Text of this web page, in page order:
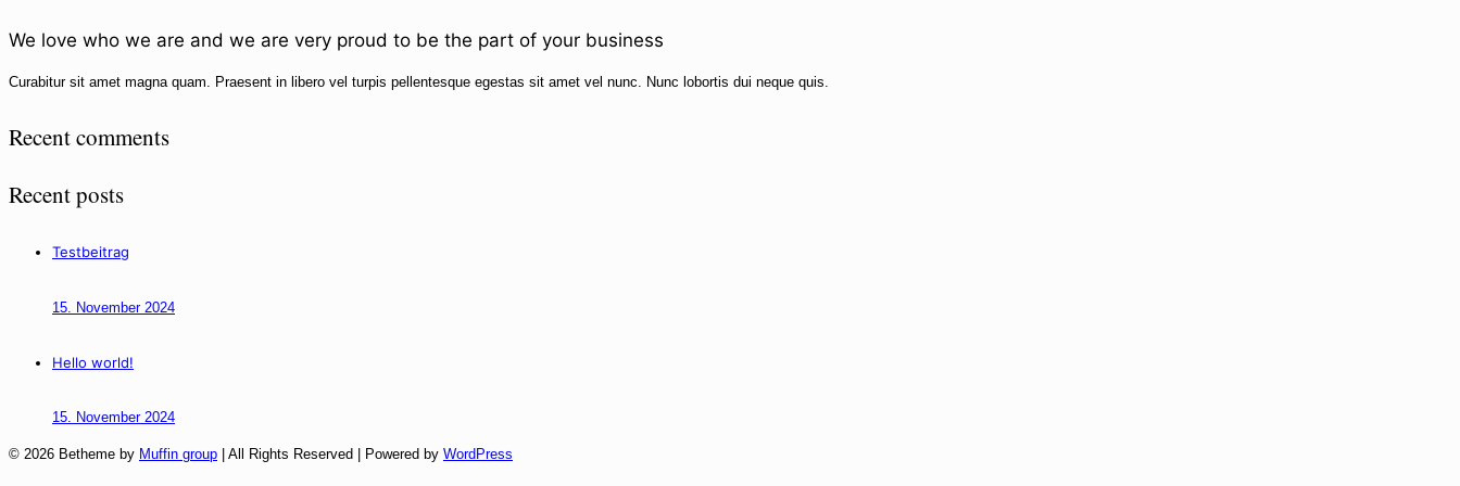
We love who we are and we are very proud to be the part of your business
Curabitur sit amet magna quam. Praesent in libero vel turpis pellentesque egestas sit amet vel nunc. Nunc lobortis dui neque quis.
Recent comments
Recent posts
Testbeitrag
15. November 2024
Hello world!
15. November 2024
© 2026 Betheme by Muffin group | All Rights Reserved | Powered by WordPress